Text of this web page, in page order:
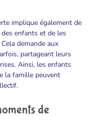
implique également de
enfants et de les
demande aux
partageant leurs
Ainsi, les enfants
la famille peuvent
de